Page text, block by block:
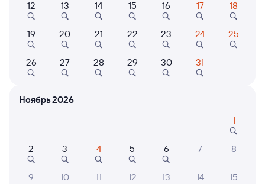
Найдём билет на поезд за вас
Искать билеты
Отели в Череповце
12 13 14 15 16 17 18
19 20 21 22 23 24 25
26 27 28 29 30 31
Ноябрь 2026
1
2 3 4 5 6 7 8
9 10 11 12 13 14 15